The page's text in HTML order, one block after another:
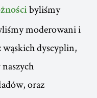
byliśmy
moderowani i
dyscyplin,
oraz